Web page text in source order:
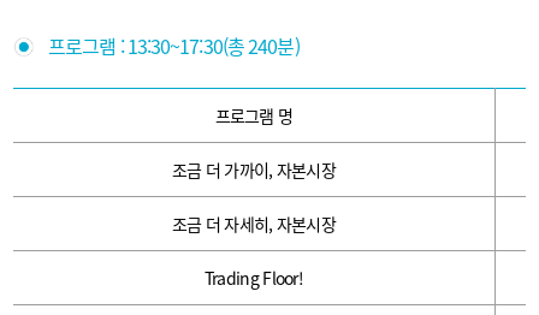
프로그램 : 13:30~17:30(총 240분)
프로그램 명
조금 더 가까이, 자본시장
조금 더 자세히, 자본시장
Trading Floor!